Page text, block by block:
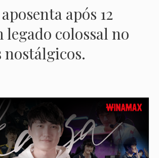
após 12
legado colossal no
nostálgicos.